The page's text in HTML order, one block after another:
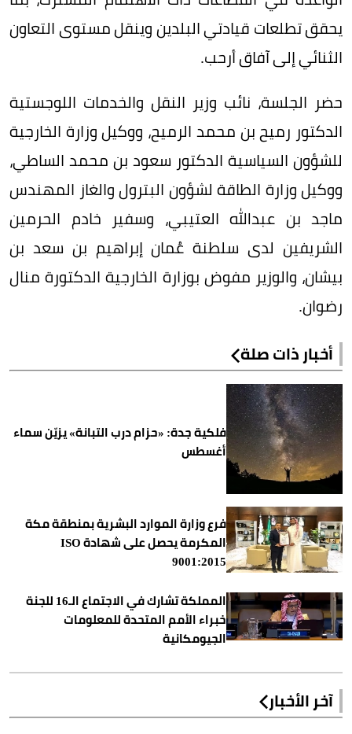
يحقق تطلعات قيادتي البلدين وينقل مستوى التعاون
الثنائي إلى آفاق أرحب.
حضر الجلسة، نائب وزير النقل والخدمات اللوجستية
الدكتور رميح بن محمد الرميح، ووكيل وزارة الخارجية
للشؤون السياسية الدكتور سعود بن محمد الساطي،
ووكيل وزارة الطاقة لشؤون البترول والغاز المهندس
ماجد بن عبدالله العتيبي، وسفير خادم الحرمين
الشريفين لدى سلطنة عُمان إبراهيم بن سعد بن
بيشان، والوزير مفوض بوزارة الخارجية الدكتورة منال
رضوان.
أخبار ذات صلة
فلكية جدة: «حزام درب التبانة» يزيّن سماء
أغسطس
فرع وزارة الموارد البشرية بمنطقة مكة
المكرمة يحصل على شهادة ISO
9001:2015
المملكة تشارك في الاجتماع الـ16 للجنة
خبراء الأمم المتحدة للمعلومات
الجيومكانية
آخر الأخبار